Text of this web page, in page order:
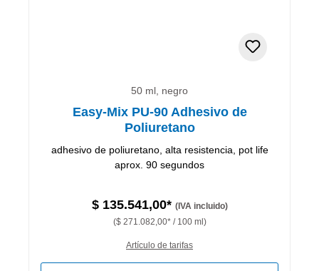
50 ml, negro
Easy-Mix PU-90 Adhesivo de
Poliuretano
adhesivo de poliuretano, alta resistencia, pot life
aprox. 90 segundos
$ 135.541,00* (IVA incluido)
($ 271.082,00* / 100 ml)
Artículo de tarifas